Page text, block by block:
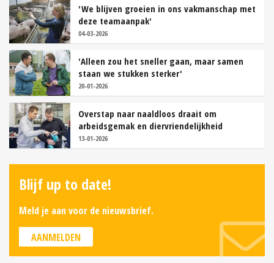
'We blijven groeien in ons vakmanschap met
deze teamaanpak'
04-03-2026
'Alleen zou het sneller gaan, maar samen
staan we stukken sterker'
20-01-2026
Overstap naar naaldloos draait om
arbeidsgemak en diervriendelijkheid
13-01-2026
Blijf up to date!
Meld je aan voor de nieuwsbrief.
AANMELDEN